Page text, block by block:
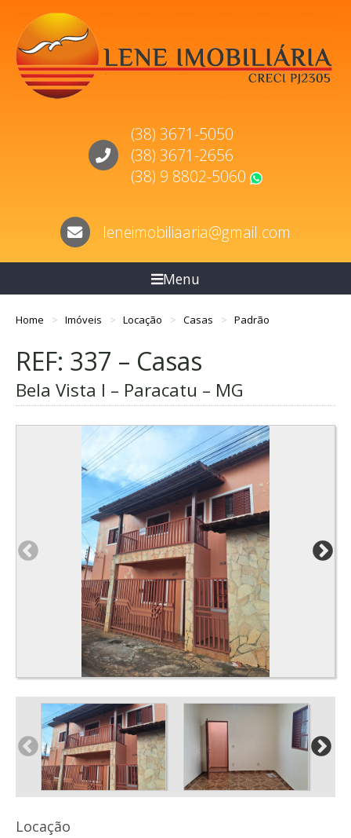
(38) 3671-5050
(38) 3671-2656
(38) 9 8802-5060
leneimobiliaaria@gmail.com
Menu
Home Imóveis Locação Casas Padrão
REF: 337 – Casas
Bela Vista I – Paracatu – MG
Locação